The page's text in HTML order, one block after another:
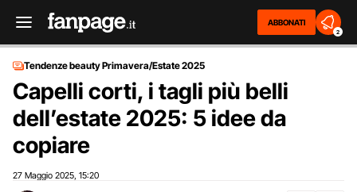
ABBONATI
2
Tendenze beauty Primavera/Estate 2025
Capelli corti, i tagli più belli
dell’estate 2025: 5 idee da
copiare
27 Maggio 2025 15:20